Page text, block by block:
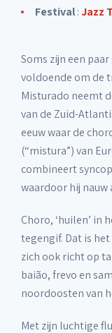
Festival:Jazz
Soms zijn een
voldoende om de
Misturado neemt
van de Zuid-
eeuw waar de
(“mistura”) van
combineert
waardoor hij nauw
Choro, ‘huilen’ in
tegengif. Dat is
zich ook richt op
baião, frevo en
noordoosten van
Met zijn luchtige